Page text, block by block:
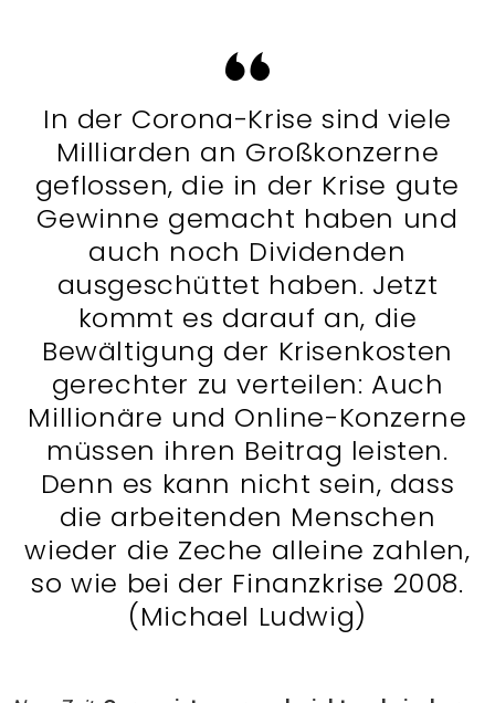
In der Corona-Krise sind viele
Milliarden an Großkonzerne
geflossen, die in der Krise gute
Gewinne gemacht haben und
auch noch Dividenden
ausgeschüttet haben. Jetzt
kommt es darauf an, die
Bewältigung der Krisenkosten
gerechter zu verteilen: Auch
Millionäre und Online-Konzerne
müssen ihren Beitrag leisten.
Denn es kann nicht sein, dass
die arbeitenden Menschen
wieder die Zeche alleine zahlen,
so wie bei der Finanzkrise 2008.
(Michael Ludwig)